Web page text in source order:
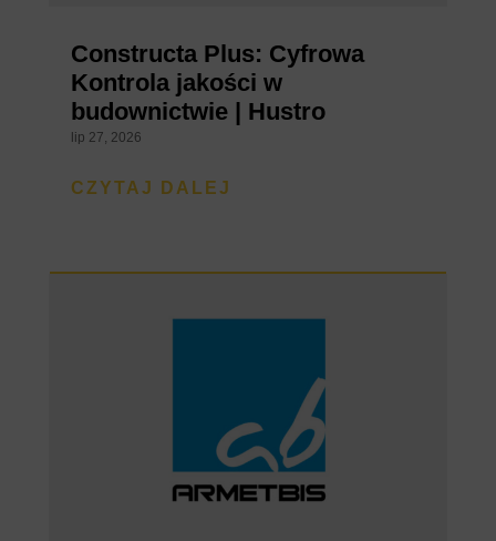
Constructa Plus: Cyfrowa
Kontrola jakości w
budownictwie | Hustro
lip 27, 2026
CZYTAJ DALEJ